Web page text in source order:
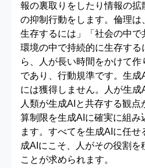
報の裏取りをしたり情報の
の抑制行動をします。倫理は
生存するには」「社会の中
環境の中で持続的に生存す
ら、人が長い時間をかけて
であり、行動規準です。生
には獲得しません。人が生成
人類が生成AIと共存する観
算制限を生成AIに確実に組み
ます。すべてを生成AIに任
成AIにこそ、人がその役割を
ことが求められます。